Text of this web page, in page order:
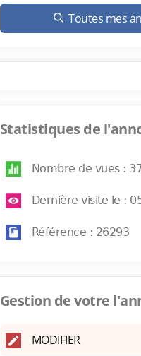
Toutes mes
Statistiques de
Nombre de vues :
Dernière visite le :
Référence : 26293
Gestion de votre
MODIFIER